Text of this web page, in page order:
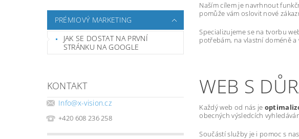
PRÉMIOVÝ MARKETING
JAK SE DOSTAT NA PRVNÍ
STRÁNKU NA GOOGLE
KONTAKT
Info@x-vision.cz
+420 608 236 258
Naším cílem je navrhnout
pomůže vám oslovit nové
Specializujeme se na tvorbu
potřebám, na vlastní doméně
WEB S
Každý web od nás je
obecných výsledcích
Součástí služby je i pomoc s